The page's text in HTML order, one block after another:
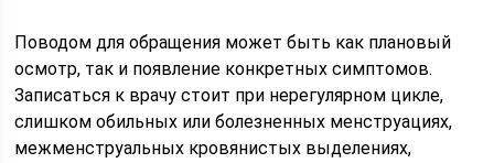
Поводом для обращения может быть как плановый
осмотр, так и появление конкретных симптомов.
Записаться к врачу стоит при нерегулярном цикле,
слишком обильных или болезненных менструациях,
межменструальных кровянистых выделениях,